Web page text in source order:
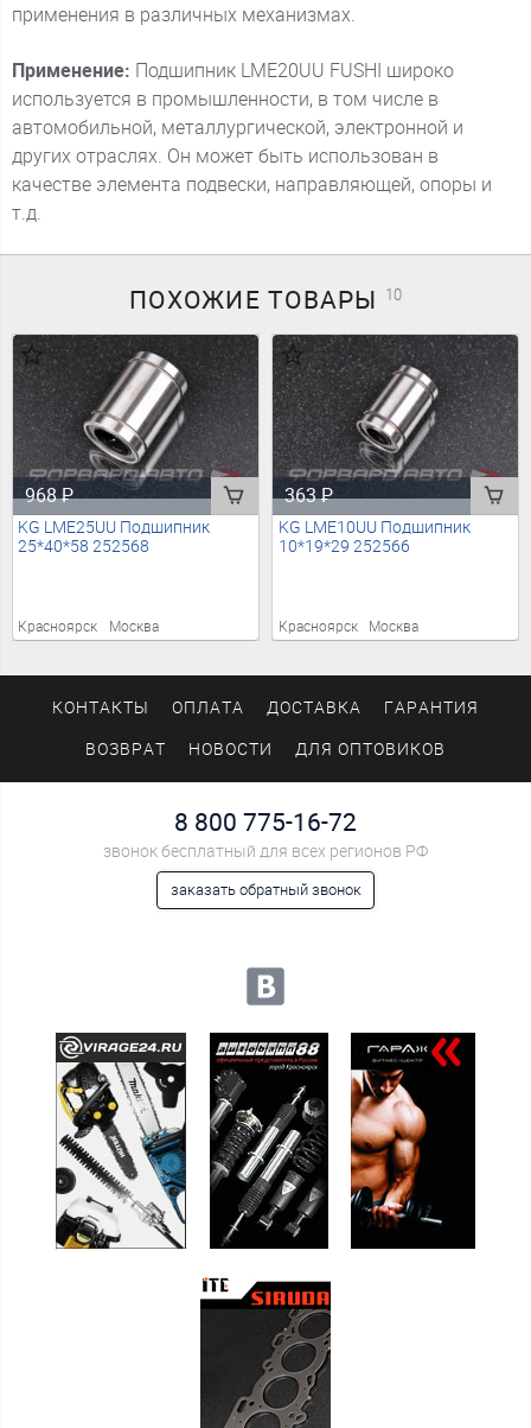
применения в различных механизмах.
Применение: Подшипник LME20UU FUSHI широко
используется в промышленности, в том числе в
автомобильной, металлургической, электронной и
других отраслях. Он может быть использован в
качестве элемента подвески, направляющей, опоры и
т.д.
ПОХОЖИЕТОВАРЫ 10
968₽
KG LME25UU Подшипник
25*40*58 252568
Красноярск Москва
363₽
KG LME10UU Подшипник
10*19*29 252566
Красноярск Москва
КОНТАКТЫ ОПЛАТА ДОСТАВКА ГАРАНТИЯ
ВОЗВРАТ НОВОСТИ ДЛЯ ОПТОВИКОВ
8 800 775-16-72
звонок бесплатный для всех регионов РФ
заказать обратный звонок